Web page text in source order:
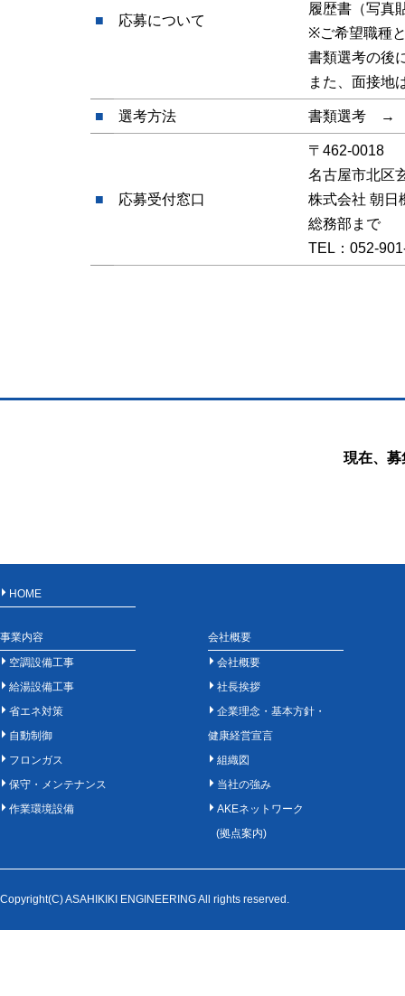
■ 応募について
履歴書（写真
※ご希望職種
書類選考の後
また、面接地
■ 選考方法 書類選考 →
■ 応募受付窓口
〒462-0018
名古屋市北区
株式会社 朝日
総務部まで
TEL：052-
現在、募
HOME
事業内容
空調設備工事
給湯設備工事
省エネ対策
自動制御
フロンガス
保守・メンテナンス
作業環境設備
会社概要
会社概要
社長挨拶
企業理念・基本方針・
健康経営宣言
組織図
当社の強み
AKEネットワーク
(拠点案内)
Copyright(C) ASAHIKIKI ENGINEERING All rights reserved.